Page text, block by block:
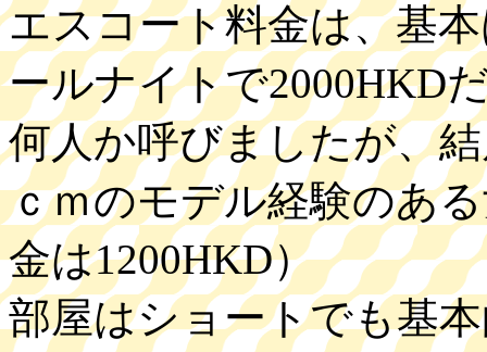
エスコート料金は、基
ールナイトで2000HKD
何人か呼びましたが、
ｃｍのモデル経験のあ
金は1200HKD）
部屋はショートでも基